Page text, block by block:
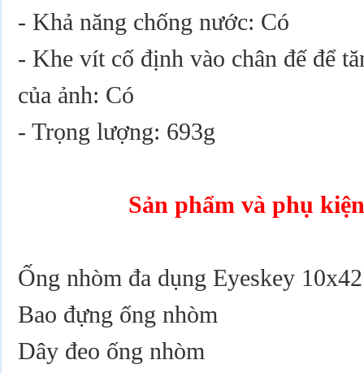
- Khả năng chống nước: Có
- Khe vít cố định vào chân đế để
của ảnh: Có
- Trọng lượng: 693g
Sản phẩm và phụ
Ống nhòm đa dụng Eyeskey
Bao đựng ống nhòm
Dây đeo ống nhòm